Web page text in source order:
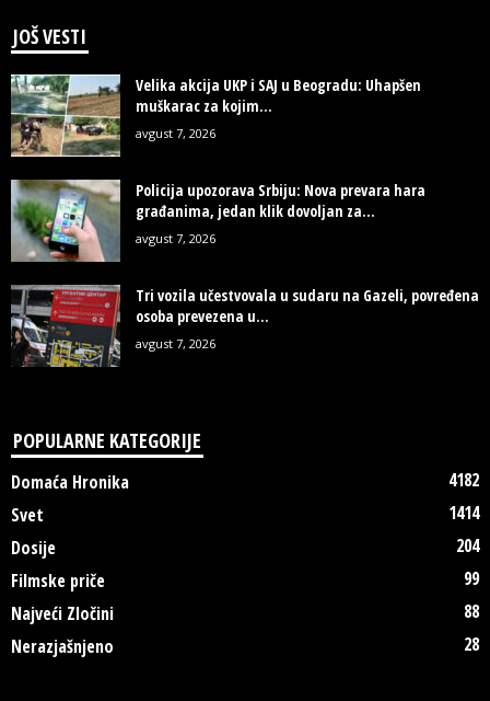
JOŠ VESTI
Velika akcija UKP i SAJ u Beogradu: Uhapšen
muškarac za kojim...
avgust 7, 2026
Policija upozorava Srbiju: Nova prevara hara
građanima, jedan klik dovoljan za...
avgust 7, 2026
Tri vozila učestvovala u sudaru na Gazeli, povređena
osoba prevezena u...
avgust 7, 2026
POPULARNE KATEGORIJE
Domaća Hronika
4182
Svet
1414
Dosije
204
Filmske priče
99
Najveći Zločini
88
Nerazjašnjeno
28